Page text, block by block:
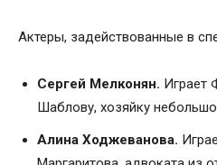
Актеры, задействованные в
Сергей Мелконян. Играет
Шаблову, хозяйку
Алина Ходжеванова.